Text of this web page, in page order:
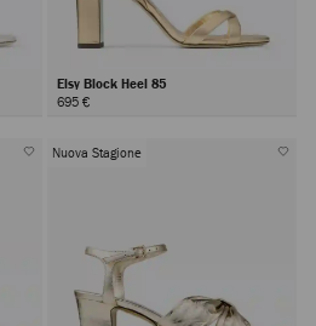
Elsy Block Heel 85
695 €
Nuova Stagione